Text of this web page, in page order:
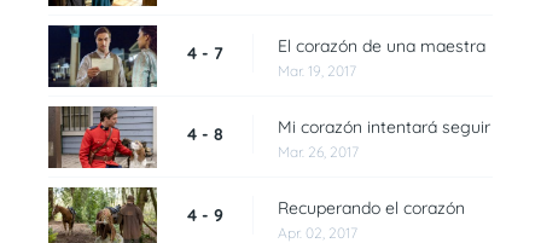
4 - 7 El corazón de una maestra
Mar. 19, 2017
4 - 8 Mi corazón intentará seguir
Mar. 26, 2017
4 - 9 Recuperando el corazón
Apr. 02, 2017